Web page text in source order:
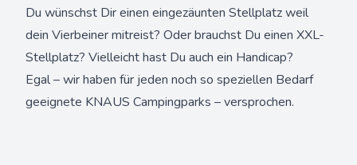
Du wünschst Dir einen eingezäunten Stellplatz weil
dein Vierbeiner mitreist? Oder brauchst Du einen XXL-
Stellplatz? Vielleicht hast Du auch ein Handicap?
Egal – wir haben für jeden noch so speziellen Bedarf
geeignete KNAUS Campingparks – versprochen.